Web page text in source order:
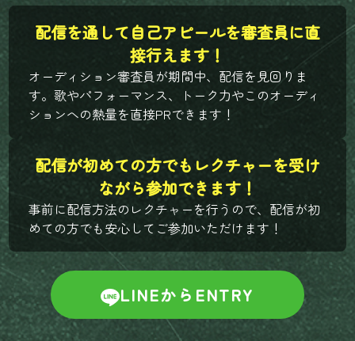
配信を通して自己アピールを審査員に直
接行えます！
オーディション審査員が期間中、配信を見回りま
す。歌やパフォーマンス、トーク力やこのオーディ
ションへの熱量を直接PRできます！
配信が初めての方でもレクチャーを受け
ながら参加できます！
事前に配信方法のレクチャーを行うので、配信が初
めての方でも安心してご参加いただけます！
LINEからENTRY